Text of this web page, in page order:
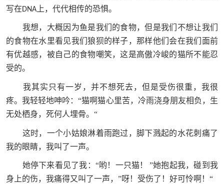
写在DNA 上，代代相传的恐惧。
我想，大概因为鱼是我们的食物，但是我们不想让我们
的食物在水里看见我们狼狈的样子，那样他们会在我们面前
有优越感，被自己的食物嘲笑，这是高傲冷峻的猫所不能忍
受的。
我其实只有一岁，并不想死去，但是受伤很重，我很
疼。我轻轻地呻吟：“猫啊猫心里苦，冷雨浇身朋友相负，生
无处栖身，死何人埋骨。“
这时，一个小姑娘淋着雨跑过，脚下溅起的水花刺痛了
我的眼睛，我叫了一声。
她停下来看见了我：“哟！一只猫！
”她抱起我，碰到我
身上的伤，我痛得又叫了一声，”呀！受伤了！好可怜啊！“